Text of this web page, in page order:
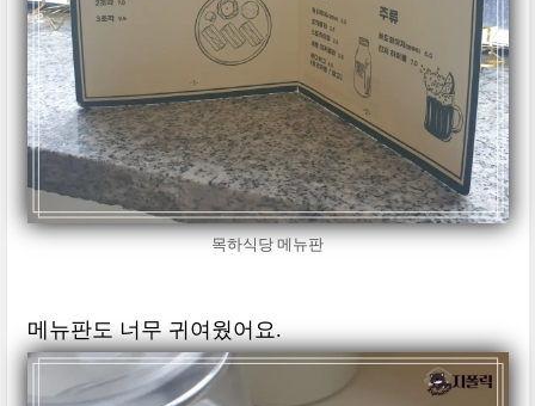
목하식당 메뉴판
메뉴판도 너무 귀여웠어요.